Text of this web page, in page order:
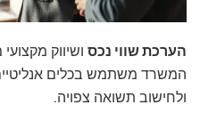
הערכת שווי נכס ושיווק
ולחישוב תשואה צפויה.